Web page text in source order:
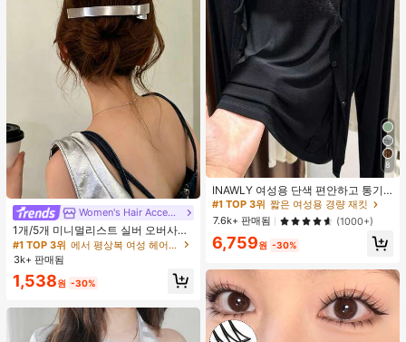
Women's Hair Accessories
1개/5개 미니멀리스트 실버 오버사이
즈 메탈 여성용 헤어 클립, 업스타일,
브레이딩, 번을 위한 프리미엄 헤어 액
세서리, 악어 헤어 클립, 솔리드 컬러
매끄러운 표면 손상 없는 헤어 클립,
오버사이즈 12CM 실버 헤어 클립, 사
계절용
#1 TOP 3위
에서 평상복 여성 헤어 액세서리
거의 매진!
#1 TOP 3위
에서 평상복 여성 헤어 액세서리
거의 매진!
#1 TOP 3위
에서 평상복 여성 헤어 액세서리
거의 매진!
#1 TOP 3위
에서 평상복 여성 헤어 액세서리
거의 매진!
3k+ 판매됨
1,538원 -30%
8
INAWLY 여성용 단색 편안하고 통기
성 좋은 긴 소매 앞면 버튼 캐주얼 다
용도 얇은 가디건
#1 TOP 3위
짧은 여성용 경량 재킷
거의 매진!
#1 TOP 3위 짧은 여성용 경량 재킷
거의 매진!
#1 TOP 3위 짧은 여성용 경량 재킷
거의 매진!
#1 TOP 3위
거의 매진!
7.6k+ 판매됨 (1000+)
6,759원 -30%